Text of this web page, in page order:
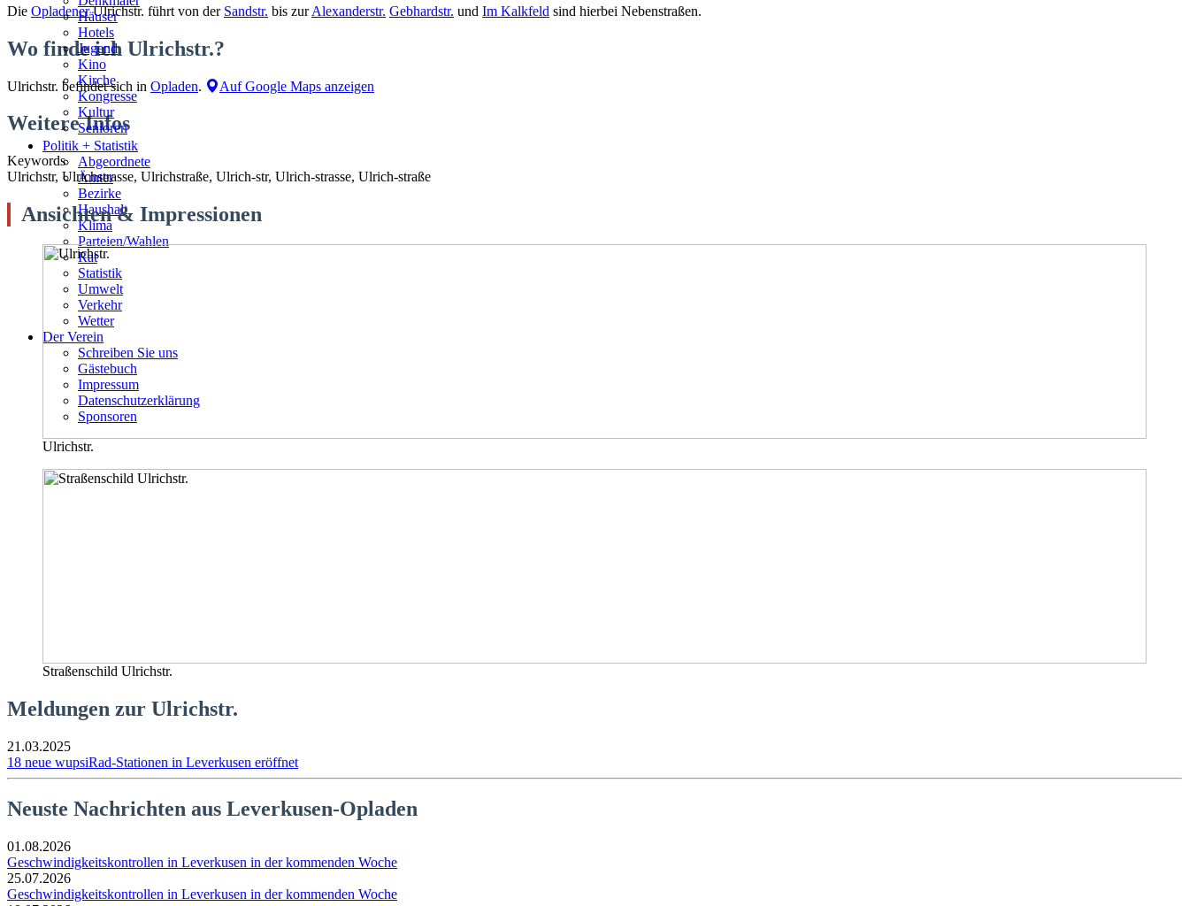
Häuser
Hotels
Jugend
Kino
Kirche
Kongresse
Kultur
Senioren
Stadtführer
Straßen
Politik + Statistik
Abgeordnete
Ämter
Bezirke
Haushalt
Klima
Parteien/Wahlen
Rat
Statistik
Umwelt
Verkehr
Wetter
Der Verein
Schreiben Sie uns
Gästebuch
Impressum
Datenschutzerklärung
Sponsoren
Die OpladenerUlrichstr. führt von der Sandstr. bis zurAlexanderstr. Gebhardstr. und Im Kalkfeld sind hierbei Nebenstraßen.
Wo finde ich Ulrichstr.?
Ulrichstr. befindet sich in Opladen. Auf Google Maps anzeigen
Weitere Infos
Keywords
Ulrichstr, Ulrichstrasse, Ulrichstraße, Ulrich-str, Ulrich-strasse, Ulrich-straße
Ansichten & Impressionen
Ulrichstr.
Straßenschild Ulrichstr.
Meldungen zur Ulrichstr.
21.03.2025
18 neue wupsiRad-Stationen in Leverkusen eröffnet
Neuste Nachrichten aus Leverkusen-Opladen
01.08.2026
Geschwindigkeitskontrollen in Leverkusen in der kommenden Woche
25.07.2026
Geschwindigkeitskontrollen in Leverkusen in der kommenden Woche